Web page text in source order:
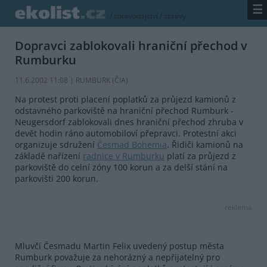
/ zpravodajství / zprávy ☰
Dopravci zablokovali hraniční přechod v
Rumburku
11.6.2002 11:08 | RUMBURK (ČIA)
Na protest proti placení poplatků za průjezd kamionů z
odstavného parkoviště na hraniční přechod Rumburk -
Neugersdorf zablokovali dnes hraniční přechod zhruba v
devět hodin ráno automobiloví přepravci. Protestní akci
organizuje sdružení Česmad Bohemia. Řidiči kamionů na
základě nařízení radnice v Rumburku platí za průjezd z
parkoviště do celní zóny 100 korun a za delší stání na
parkovišti 200 korun.
reklama
Mluvčí Česmadu Martin Felix uvedený postup města
Rumburk považuje za nehorázný a nepřijatelný pro